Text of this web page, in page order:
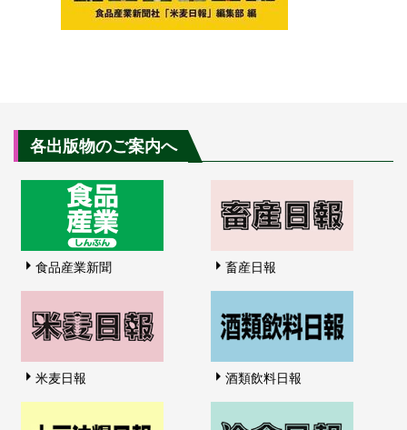
各出版物のご案内へ
食品産業新聞 畜産日報
米麦日報 酒類飲料日報